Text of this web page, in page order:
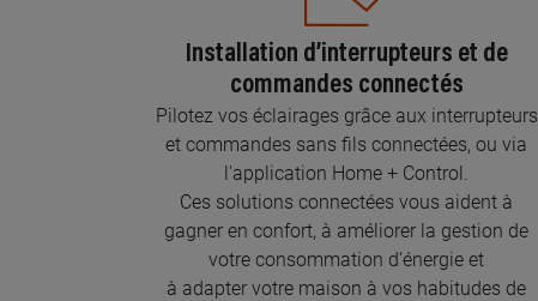
Installation d’interrupteurs et de
commandes connectés
Pilotez vos éclairages grâce aux interrupteurs
et commandes sans fils connectées, ou via
l'application Home + Control.
Ces solutions connectées vous aident à
gagner en confort, à améliorer la gestion de
votre consommation d’énergie et
à adapter votre maison à vos habitudes de